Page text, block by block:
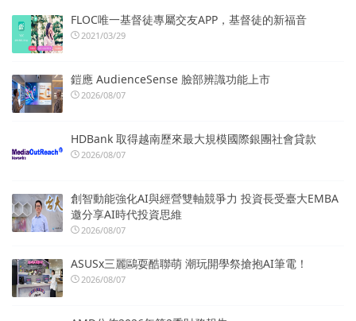
FLOC唯一基督徒專屬交友APP，基督徒的新福音
2021/03/29
鎧應 AudienceSense 臉部辨識功能上市
2026/08/07
HDBank 取得越南歷來最大規模國際銀團社會貸款
2026/08/07
創智動能強化AI與經營雙軸競爭力 投資長受臺大EMBA
邀分享AI時代投資思維
2026/08/07
ASUSx三麗鷗耍酷聯萌 潮玩開學祭搶抱AI筆電！
2026/08/07